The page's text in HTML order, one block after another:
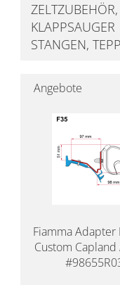
ZELTZUBEHÖR,
KLAPPSAUGER
STANGEN,
Angebote
Fiamma Adapter
Custom Capland